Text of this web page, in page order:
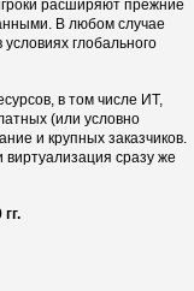
расширяют прежние
В любом случае
глобального
в том числе ИТ,
(или условно
и крупных заказчиков.
виртуализация сразу же